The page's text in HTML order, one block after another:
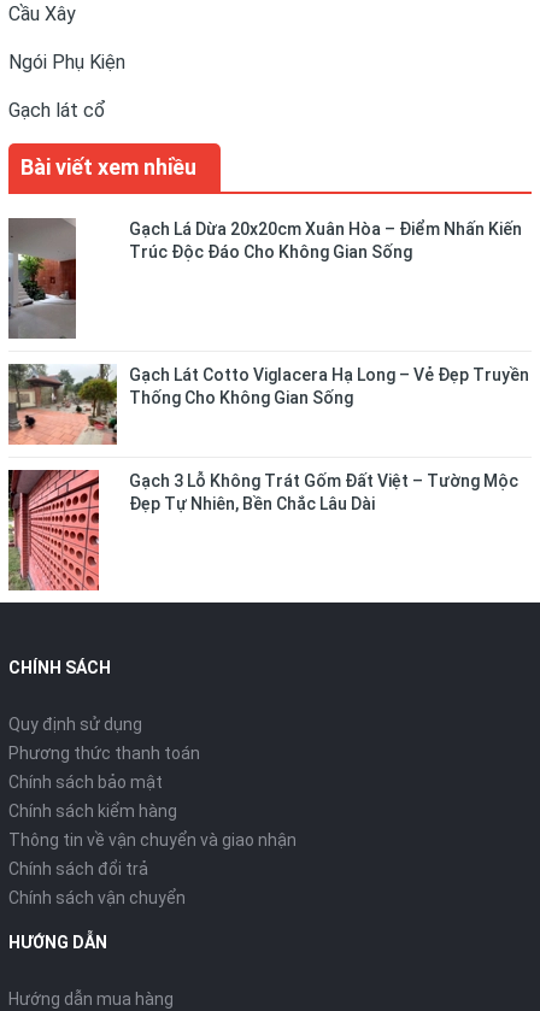
Cầu Xây
Ngói Phụ Kiện
Gạch lát cổ
Bài viết xem nhiều
Gạch Lá Dừa 20x20cm Xuân Hòa – Điểm Nhấn Kiến
Trúc Độc Đáo Cho Không Gian Sống
Gạch Lát Cotto Viglacera Hạ Long – Vẻ Đẹp Truyền
Thống Cho Không Gian Sống
Gạch 3 Lỗ Không Trát Gốm Đất Việt – Tường Mộc
Đẹp Tự Nhiên, Bền Chắc Lâu Dài
CHÍNH SÁCH
Quy định sử dụng
Phương thức thanh toán
Chính sách bảo mật
Chính sách kiểm hàng
Thông tin về vận chuyển và giao nhận
Chính sách đổi trả
Chính sách vận chuyển
HƯỚNG DẪN
Hướng dẫn mua hàng